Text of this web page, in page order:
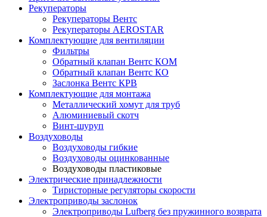
Рекуператоры
Рекуператоры Вентс
Рекуператоры AEROSTAR
Комплектующие для вентиляции
Фильтры
Обратный клапан Вентс КОМ
Обратный клапан Вентс КО
Заслонка Вентс КРВ
Комплектующие для монтажа
Металлический хомут для труб
Алюминиевый скотч
Винт-шуруп
Воздуховоды
Воздуховоды гибкие
Воздуховоды оцинкованные
Воздуховоды пластиковые
Электрические принадлежности
Тиристорные регуляторы скорости
Электроприводы заслонок
Электроприводы Lufberg без пружинного возврата